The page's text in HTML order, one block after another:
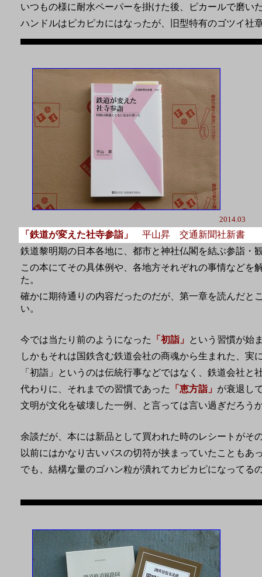
いつもの様に耐水ペーパーを掛けた後、ピカールで磨い
ハンドルはピカピカにはなったが、旧型特有のゴツイ社
2014.03
「鉄道が変えた社寺参詣」
平山昇 交通新聞社新書
鉄道黎明期の日本各地に、都市と神社仏閣を結ぶ参詣・
この本にてその具体例や、各地方それぞれの事情などを
た。
確かに期待通りの内容だったのだが、第一章を読んだと
い。
今では当たり前のようになった 「初詣」
という習慣が始
しかもそれは国鉄含む鉄道会社の商魂から生まれた、
「初詣」というのは伝統行事などではなく、鉄道会社
代わりに、それまでの習慣であった
「恵方詣」 が衰退し
文明が文化を破壊した一例、と言っては言い過ぎだろう
余談だが、本には新品として買われた時のレシートがそ
以前にはかなり古いバスの切符が挟まっていたことも
でも、結構な量のゴハン粒が潰れてカピカピになってる